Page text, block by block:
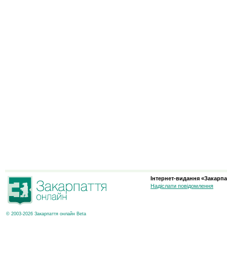
© 2003-2026 Закарпаття онлайн Beta
Інтернет-видання
Надіслати повідомлення